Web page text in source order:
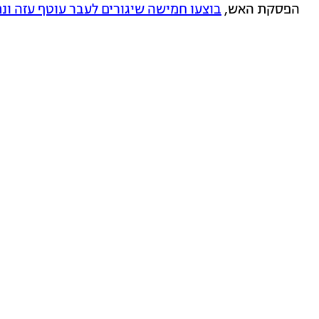
הפסקת האש,בוצעו חמישה שיגורים לעבר עוטף עזה